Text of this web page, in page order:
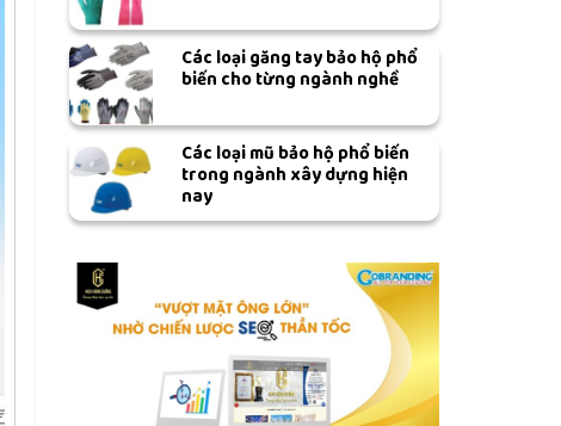
Các loại găng tay bảo hộ phổ
biến cho từng ngành nghề
Các loại mũ bảo hộ phổ biến
trong ngành xây dựng hiện
nay